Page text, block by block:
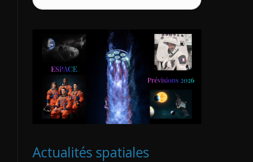
Actualités spatiales